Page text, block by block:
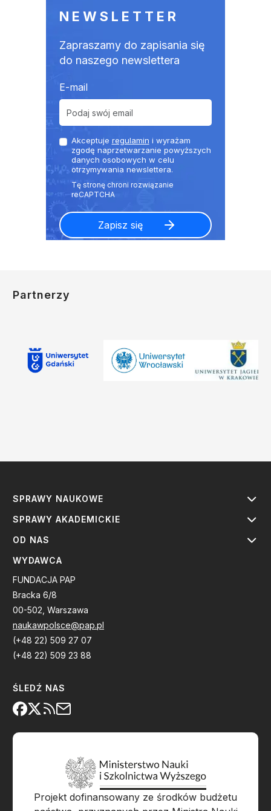
NEWSLETTER
Zapraszamy do zapisania się
do naszego newslettera
E-mail
Akceptuje regulamin i wyrażam
zgodę naprzetwarzanie powyższych
danych osobowych w celu
otrzymywania newslettera.
Partnerzy
SPRAWY NAUKOWE
SPRAWY AKADEMICKIE
OD NAS
WYDAWCA
FUNDACJA PAP
Bracka 6/8
00-502, Warszawa
naukawpolsce@pap.pl
(+48 22) 509 27 07
(+48 22) 509 23 88
ŚLEDŹ NAS
Projekt dofinansowany ze środków budżetu